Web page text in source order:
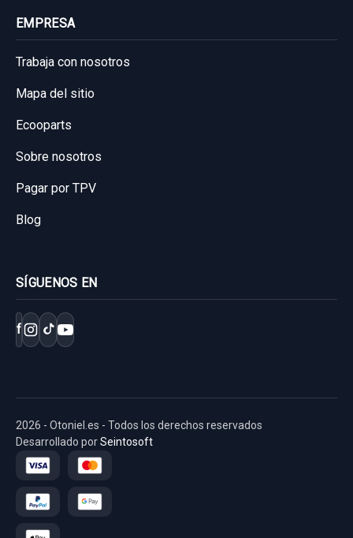
EMPRESA
Trabaja con nosotros
Mapa del sitio
Ecooparts
Sobre nosotros
Pagar por TPV
Blog
SÍGUENOS EN
f
2026 - Otoniel.es - Todos los derechos reservados
Desarrollado porSeintosoft